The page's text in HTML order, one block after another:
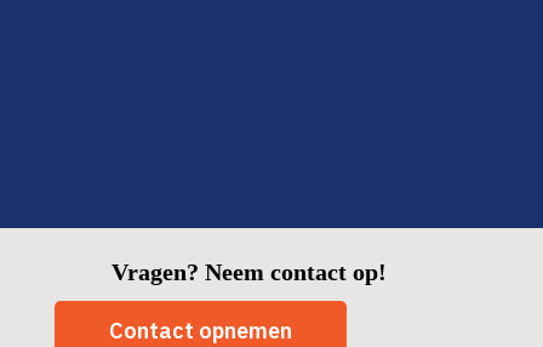
Vragen? Neem contact op!
Contact opnemen